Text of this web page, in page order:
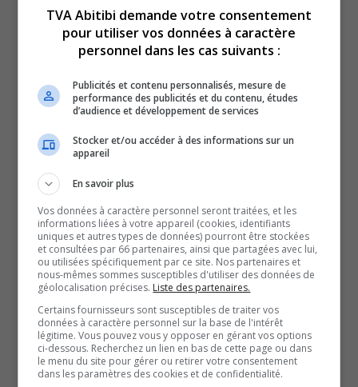
participé au p113, qui est
l’équivalent d’un demi-
Ironman, au Challenge CAP
Québec, le week-end
dernier.
Elle a terminé première dans la catégorie des femmes de
20 à 24 ans, en complétant le parcours en 4 heures 47
minutes et 9 secondes.
De nouveaux défis l’attendent dans les prochains mois.
Et notre journaliste, Noémie Rondeau, l’a rencontrée.
QUESTION DU JOUR
TVA Abitibi demande votre consentement
pour utiliser vos données à caractère
personnel dans les cas suivants :
Publicités et contenu personnalisés, mesure de
performance des publicités et du contenu, études
d’audience et développement de services
Stocker et/ou accéder à des informations sur un
appareil
En savoir plus
Vos données à caractère personnel seront traitées, et les
informations liées à votre appareil (cookies, identifiants
uniques et autres types de données) pourront être stockées
et consultées par 66 partenaires, ainsi que partagées avec lui,
ou utilisées spécifiquement par ce site. Nos partenaires et
nous-mêmes sommes susceptibles d'utiliser des données de
géolocalisation précises. Liste des partenaires.
Certains fournisseurs sont susceptibles de traiter vos
données à caractère personnel sur la base de l'intérêt
légitime. Vous pouvez vous y opposer en gérant vos options
ci-dessous. Recherchez un lien en bas de cette page ou dans
le menu du site pour gérer ou retirer votre consentement
dans les paramètres des cookies et de confidentialité.